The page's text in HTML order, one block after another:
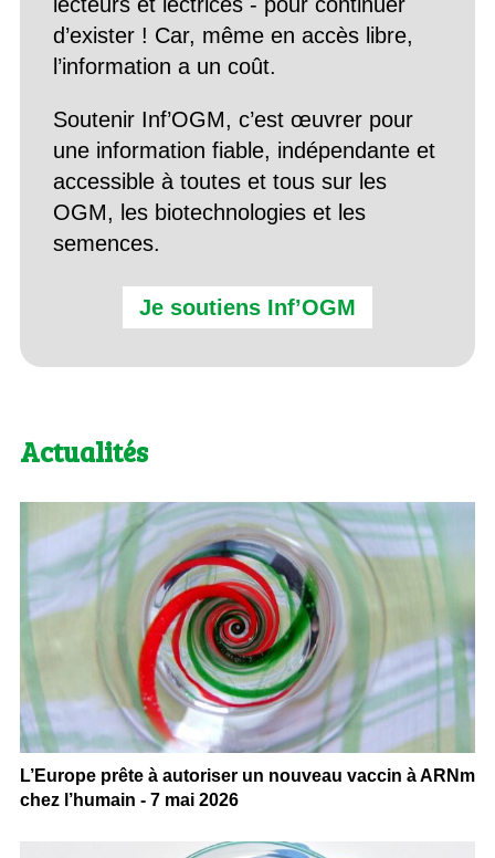
d’exister ! Car, même en accès libre,
l’information a un coût.
Soutenir Inf’OGM, c’est œuvrer pour
une information fiable, indépendante et
accessible à toutes et tous sur les
OGM, les biotechnologies et les
semences.
Je soutiens Inf’OGM
Actualités
L’Europe prête à autoriser un nouveau vaccin à ARNm
chez l’humain - 7 mai 2026